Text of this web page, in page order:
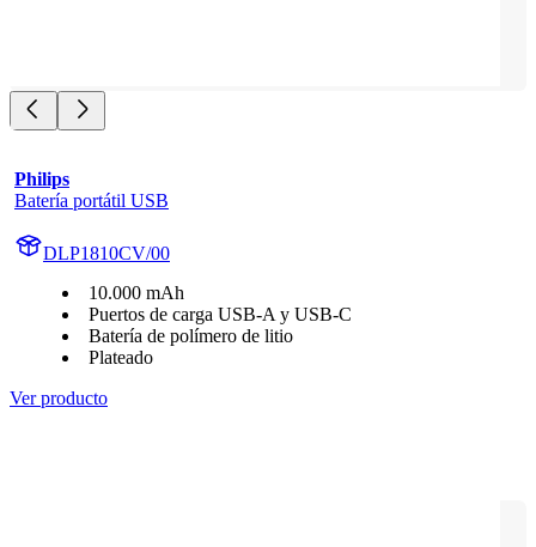
Philips
Batería portátil USB
DLP1810CV/00
10.000 mAh
Puertos de carga USB-A y USB-C
Batería de polímero de litio
Plateado
Ver producto